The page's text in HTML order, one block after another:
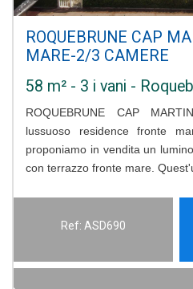
ROQUEBRUNE CAP
MARE-2/3 CAMERE
58 m² - 3 i vani -
ROQUEBRUNE CAP
lussuoso residence fronte
proponiamo in vendita un
con terrazzo fronte mare.
Ref: ASD690